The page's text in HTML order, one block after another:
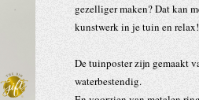
gezelliger maken? Dat kan
kunstwerk in je tuin en relax!
De tuinposter zijn gemaakt
waterbestendig.